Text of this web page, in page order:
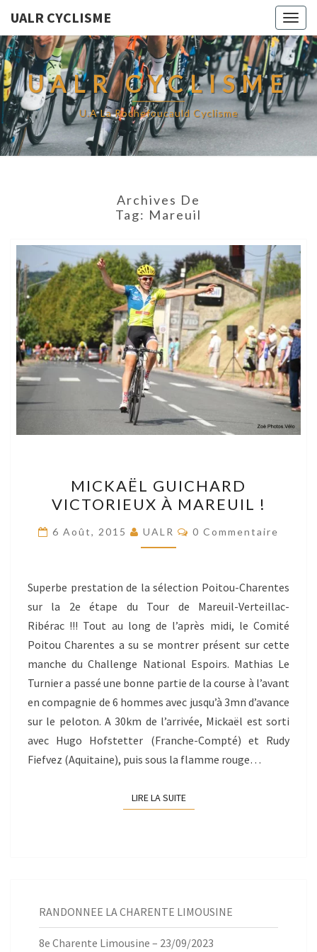
UALR CYCLISME
UALR CYCLISME
U.A La Rochefoucauld Cyclisme
Archives De
Tag: Mareuil
GUICHARD
VICTORIEUX
À
MAREUIL
MICKAËL GUICHARD
VICTORIEUX À MAREUIL !
6 Août, 2015 UALR Commentaires
0 Commentaire
Superbe prestation de la sélection Poitou-Charentes
sur la 2e étape du Tour de Mareuil-Verteillac-
Ribérac !!! Tout au long de l’après midi, le Comité
Poitou Charentes a su se montrer présent sur cette
manche du Challenge National Espoirs. Mathias Le
Turnier a passé une bonne partie de la course à l’avant
en compagnie de 6 hommes avec jusqu’à 3mn d’avance
sur le peloton. A 30km de l’arrivée, Mickaël est sorti
avec Hugo Hofstetter (Franche-Compté) et Rudy
Fiefvez (Aquitaine), puis sous la flamme rouge…
LIRE LA SUITELIRE LA SUITE
RANDONNEE LA CHARENTE LIMOUSINE
8e Charente Limousine – 23/09/2023